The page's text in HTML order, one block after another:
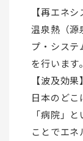
【再エネシ
温泉熱（源
プ・シス
を行います。
【波及効果】
日本のどこ
「病院」
ことでエネ